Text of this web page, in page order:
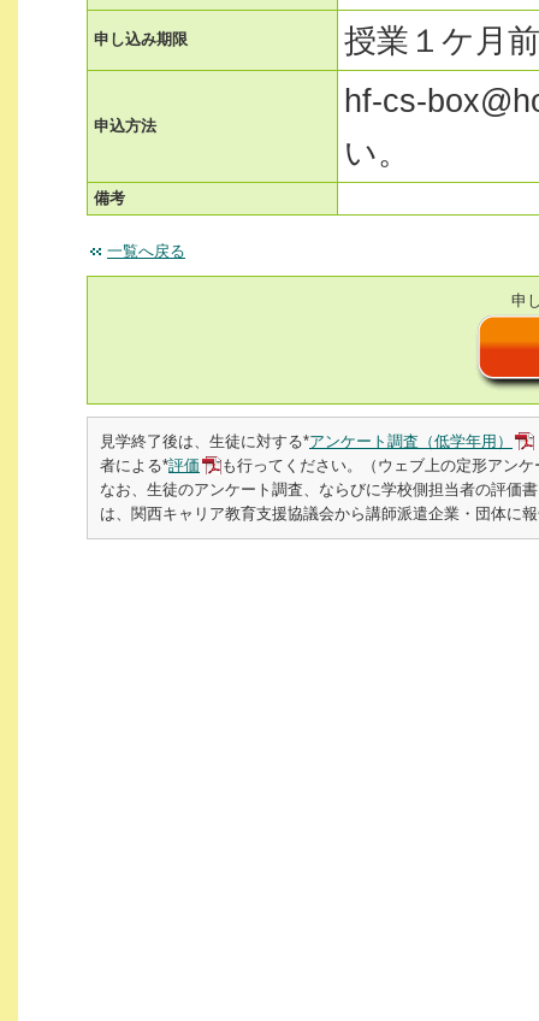
申し込み期限 授業１ケ月
申込方法
hf-cs-
い。
備考
一覧へ戻る
申
見学終了後は、生徒に対する*アンケート調査（低学年用）
者による*評価
も行ってください。（ウェブ上の定形アン
なお、生徒のアンケート調査、ならびに学校側担当者の評価
は、関西キャリア教育支援協議会から講師派遣企業・団体に